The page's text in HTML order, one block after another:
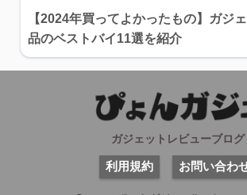
【2024年買ってよかったもの】ガジ
品のベストバイ11選を紹介
ガジェットレビューブログ
利用規約 お問い合わ